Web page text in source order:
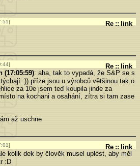
Re :: link
Re :: link
(17:05:59): aha, tak to vypadá, že S&P se s
:)) příze jsou u výrobců většinou tak o
za 10e jsem teď koupila jinde za
na kochani a osahání, zítra si tam zase
až uschne
Re :: link
kolik dek by člověk musel uplést, aby měl
:D